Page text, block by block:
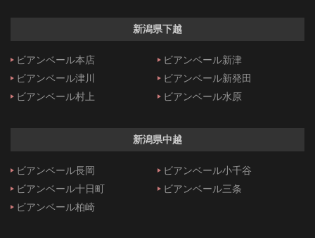
新潟県下越
ビアンベール本店
ビアンベール新津
ビアンベール津川
ビアンベール新発田
ビアンベール村上
ビアンベール水原
新潟県中越
ビアンベール長岡
ビアンベール小千谷
ビアンベール十日町
ビアンベール三条
ビアンベール柏崎